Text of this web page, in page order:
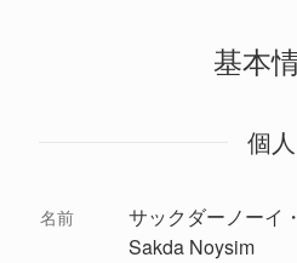
基本
個人
名前
サックダーノーイ
Sakda Noysim